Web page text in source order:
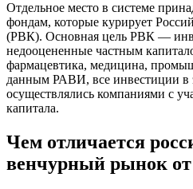
Отдельное место в системе
фондам, которые курирует
(РВК). Основная цель РВК —
недооцененные частным
фармацевтика, медицина,
данным РАВИ, все инвестиции в
осуществлялись компаниями с
капитала.
Чем отличается
венчурный рынок от